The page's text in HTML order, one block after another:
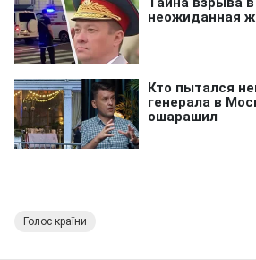
Голос країни